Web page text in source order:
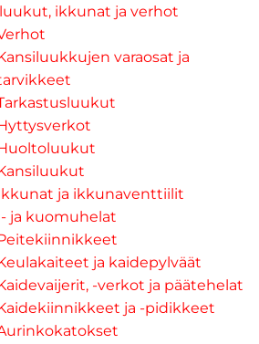
ikkunat ja verhot
varaosat ja
ja ikkunaventtiilit
ja kuomuhelat
ja kaidepylväät
-verkot ja päätehelat
ja -pidikkeet